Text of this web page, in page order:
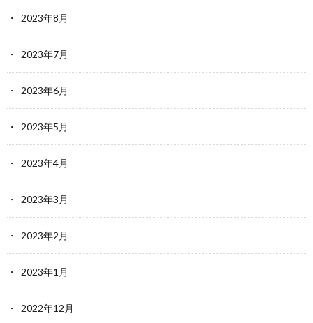
2023年8月
2023年7月
2023年6月
2023年5月
2023年4月
2023年3月
2023年2月
2023年1月
2022年12月